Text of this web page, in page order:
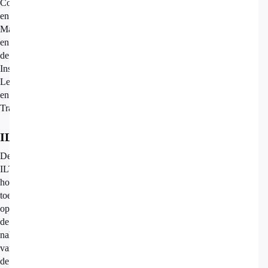
Consument
en
Markt
en
de
Inspectie
Leefomgeving
en
Transport.
ILT
De
ILT
houdt
toezicht
op
de
naleving
van
de